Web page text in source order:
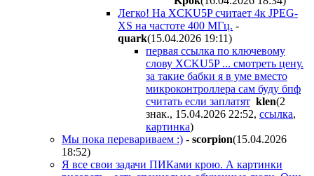
Легко! На XCKU5P считает 4к JPEG-
XS на частоте 400 МГц. -
quark(15.04.2026 19:11)
первая ссылка по ключевому
слову XCKU5P ... cмотреть цену.
за такие бабки я в уме вместо
микроконтроллера сам буду бпф
считать если заплатят klen(2
знак., 15.04.2026 22:52, ссылка,
картинка)
Мы пока перевариваем :) - scorpion(15.04.2026
18:52)
Я все свои задачи ПИКами крою. А картинки